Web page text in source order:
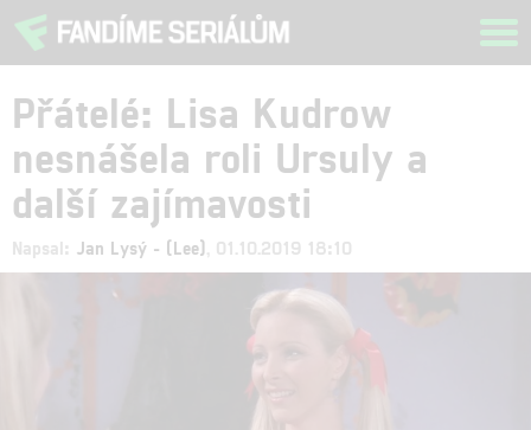
Přátelé: Lisa Kudrow
nesnášela roli Ursuly a
další zajímavosti
Napsal: Jan Lysý - (Lee) , 01.10.2019 18:10